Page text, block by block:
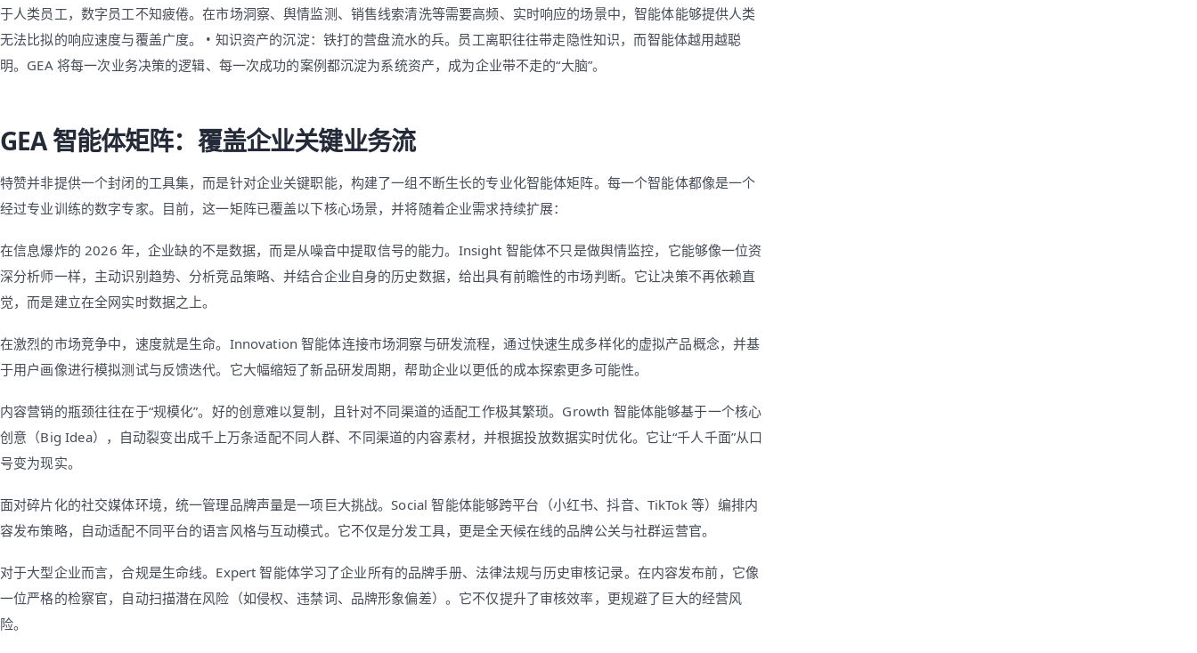
于人类员工，数字员工不知疲倦。在市场洞察、舆情监测、销售线索清洗等需要高频、实时响应的场景中，智能体能够提供人类
无法比拟的响应速度与覆盖广度。 • 知识资产的沉淀：铁打的营盘流水的兵。员工离职往往带走隐性知识，而智能体越用越聪
明。GEA 将每一次业务决策的逻辑、每一次成功的案例都沉淀为系统资产，成为企业带不走的“大脑”。
GEA 智能体矩阵：覆盖企业关键业务流
特赞并非提供一个封闭的工具集，而是针对企业关键职能，构建了一组不断生长的专业化智能体矩阵。每一个智能体都像是一个
经过专业训练的数字专家。目前，这一矩阵已覆盖以下核心场景，并将随着企业需求持续扩展：
在信息爆炸的 2026 年，企业缺的不是数据，而是从噪音中提取信号的能力。Insight 智能体不只是做舆情监控，它能够像一位资
深分析师一样，主动识别趋势、分析竞品策略、并结合企业自身的历史数据，给出具有前瞻性的市场判断。它让决策不再依赖直
觉，而是建立在全网实时数据之上。
在激烈的市场竞争中，速度就是生命。Innovation 智能体连接市场洞察与研发流程，通过快速生成多样化的虚拟产品概念，并基
于用户画像进行模拟测试与反馈迭代。它大幅缩短了新品研发周期，帮助企业以更低的成本探索更多可能性。
内容营销的瓶颈往往在于“规模化”。好的创意难以复制，且针对不同渠道的适配工作极其繁琐。Growth 智能体能够基于一个核心
创意（Big Idea），自动裂变出成千上万条适配不同人群、不同渠道的内容素材，并根据投放数据实时优化。它让“千人千面”从口
号变为现实。
面对碎片化的社交媒体环境，统一管理品牌声量是一项巨大挑战。Social 智能体能够跨平台（小红书、抖音、TikTok 等）编排内
容发布策略，自动适配不同平台的语言风格与互动模式。它不仅是分发工具，更是全天候在线的品牌公关与社群运营官。
对于大型企业而言，合规是生命线。Expert 智能体学习了企业所有的品牌手册、法律法规与历史审核记录。在内容发布前，它像
一位严格的检察官，自动扫描潜在风险（如侵权、违禁词、品牌形象偏差）。它不仅提升了审核效率，更规避了巨大的经营风
险。